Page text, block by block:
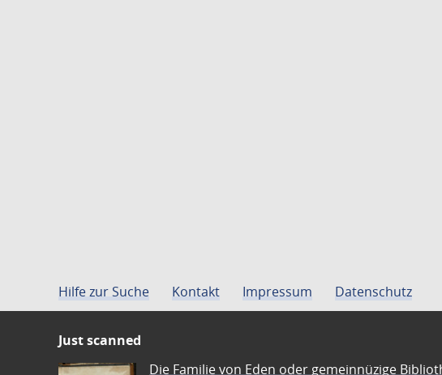
Hilfe zur Suche Kontakt Impressum Datenschutz
Just scanned
Die Familie von Eden oder gemeinnüzige